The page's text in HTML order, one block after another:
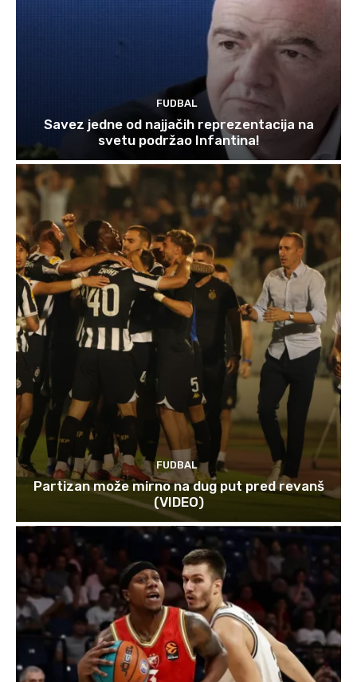
FUDBAL
Savez jedne od najjačih reprezentacija na
svetu podržao Infantina!
FUDBAL
Partizan može mirno na dug put pred revanš
(VIDEO)